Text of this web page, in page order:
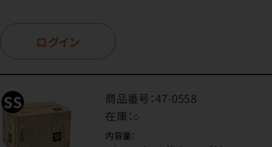
ログイン
商品番号：47-0558
在庫：○
内容量：